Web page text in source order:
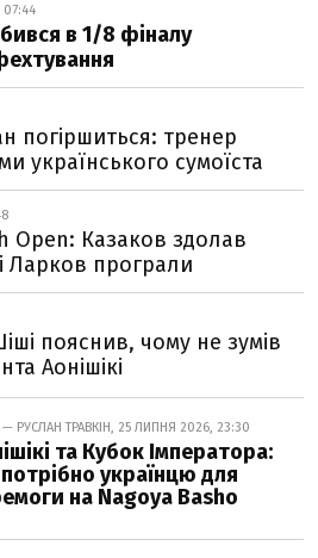
в 1/8 фіналу
погіршиться: тренер
українського сумоїста
Open: Казаков здолав
Ларков програли
пояснив, чому не зумів
Аонішікі
— РУСЛАН ТРАВКІН, 25 ЛИПНЯ 2026, 23:30
та Кубок Імператора:
українцю для
на Nagoya Basho